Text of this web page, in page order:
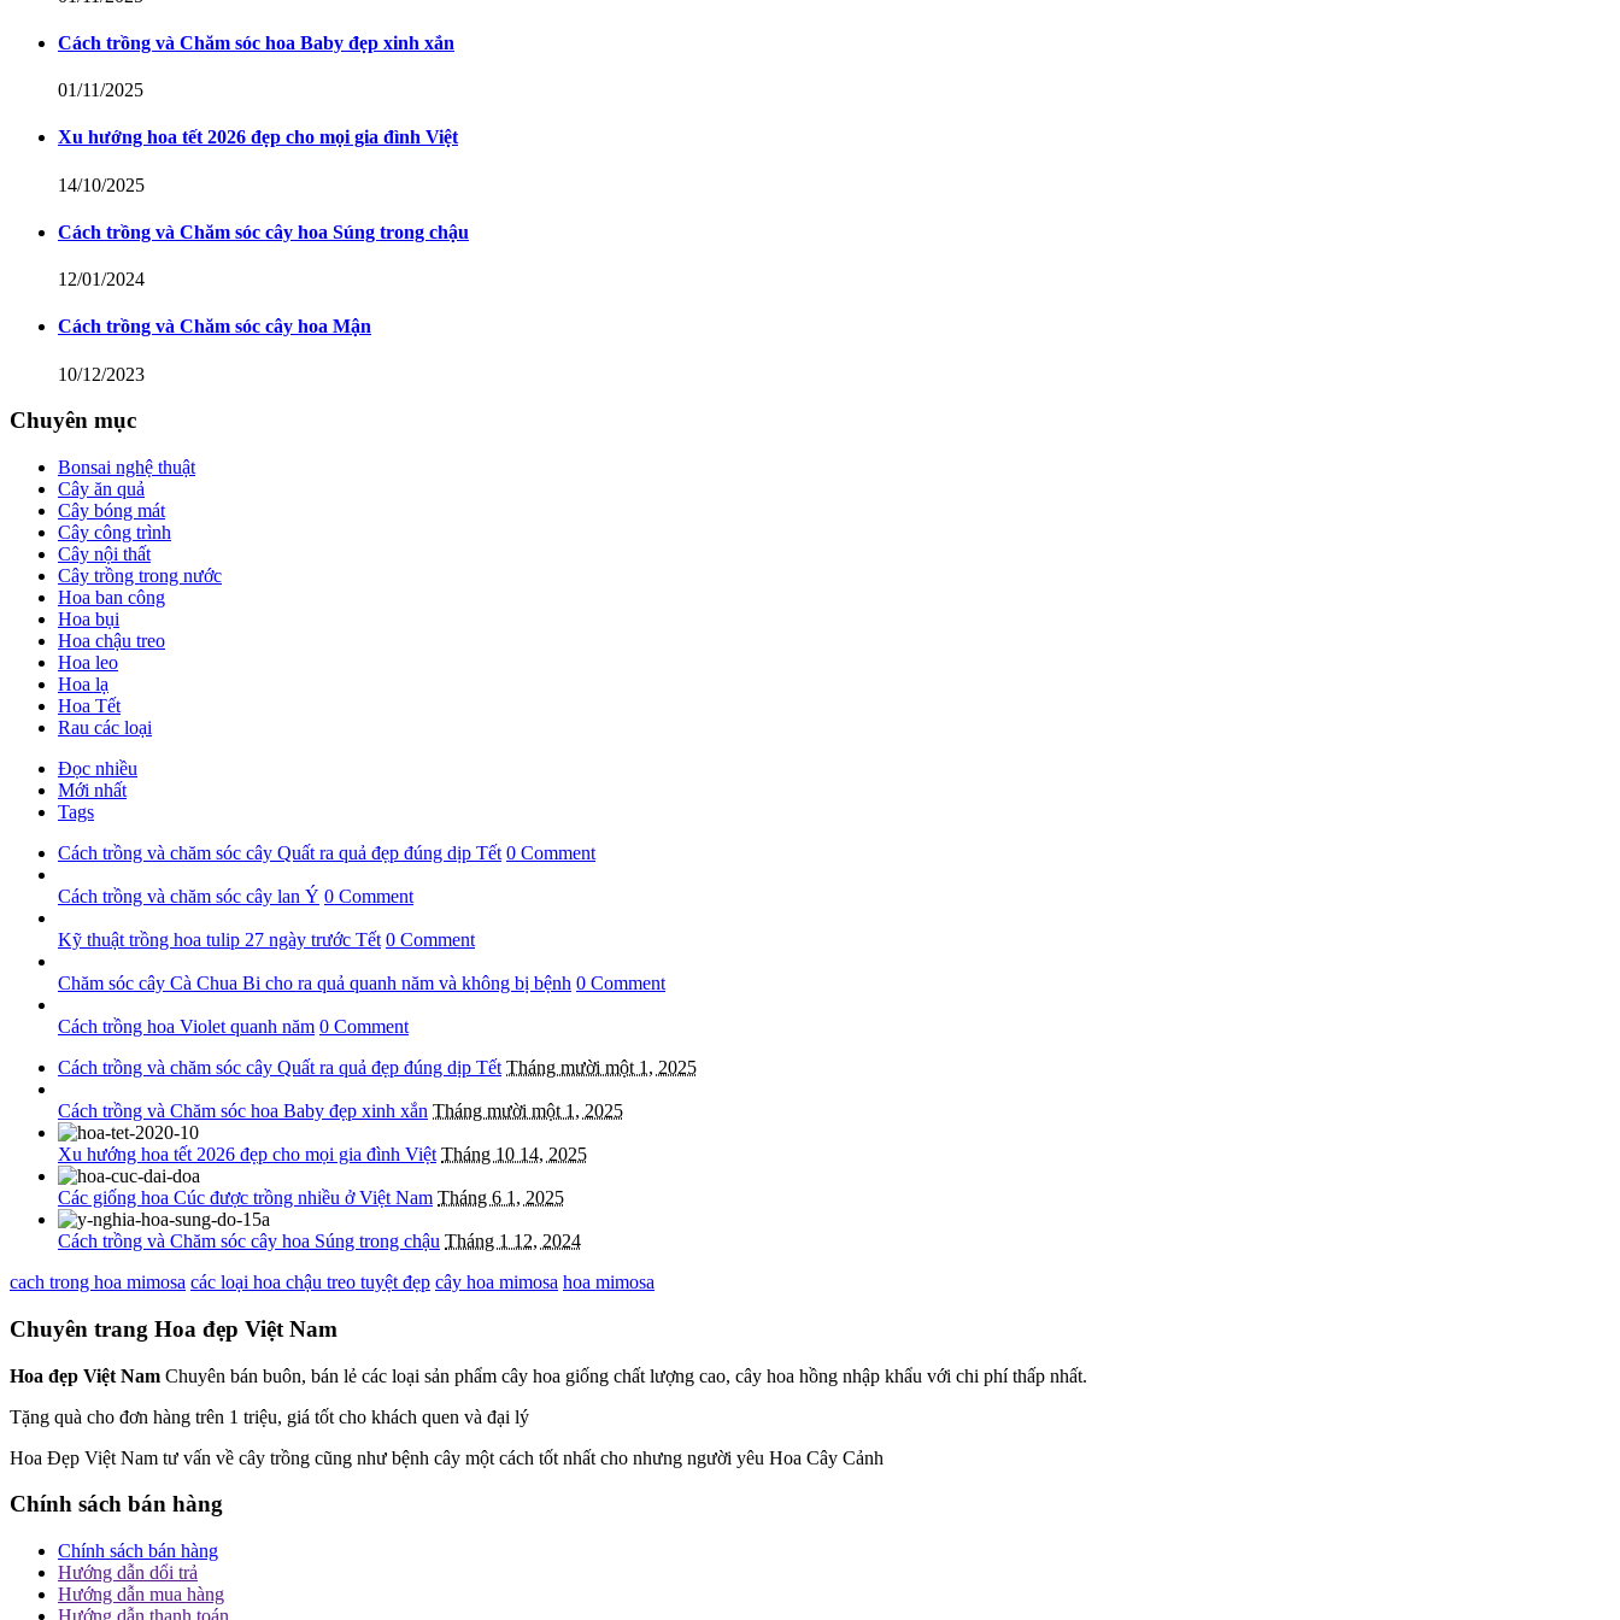
Cách trồng và Chăm sóc hoa Baby đẹp xinh xắn
01/11/2025
Xu hướng hoa tết 2026 đẹp cho mọi gia đình Việt
14/10/2025
Cách trồng và Chăm sóc cây hoa Súng trong chậu
12/01/2024
Cách trồng và Chăm sóc cây hoa Mận
10/12/2023
Chuyên mục
Bonsai nghệ thuật
Cây ăn quả
Cây bóng mát
Cây công trình
Cây nội thất
Cây trồng trong nước
Hoa ban công
Hoa bụi
Hoa chậu treo
Hoa leo
Hoa lạ
Hoa Tết
Rau các loại
Đọc nhiều
Mới nhất
Tags
Cách trồng và chăm sóc cây Quất ra quả đẹp đúng dịp Tết 0 Comment
Cách trồng và chăm sóc cây lan Ý 0 Comment
Kỹ thuật trồng hoa tulip 27 ngày trước Tết 0 Comment
Chăm sóc cây Cà Chua Bi cho ra quả quanh năm và không bị bệnh 0 Comment
Cách trồng hoa Violet quanh năm 0 Comment
Cách trồng và chăm sóc cây Quất ra quả đẹp đúng dịp Tết Tháng mười một 1, 2025
Cách trồng và Chăm sóc hoa Baby đẹp xinh xắn Tháng mười một 1, 2025
Xu hướng hoa tết 2026 đẹp cho mọi gia đình Việt Tháng 10 14, 2025
Các giống hoa Cúc được trồng nhiều ở Việt Nam Tháng 6 1, 2025
Cách trồng và Chăm sóc cây hoa Súng trong chậu Tháng 1 12, 2024
cach trong hoa mimosa các loại hoa chậu treo tuyệt đẹp cây hoa mimosa hoa mimosa
Chuyên trang Hoa đẹp Việt Nam
Hoa đẹp Việt Nam Chuyên bán buôn, bán lẻ các loại sản phẩm cây hoa giống chất lượng cao, cây hoa hồng nhập khẩu với chi phí thấp nhất.
Tặng quà cho đơn hàng trên 1 triệu, giá tốt cho khách quen và đại lý
Hoa Đẹp Việt Nam tư vấn về cây trồng cũng như bệnh cây một cách tốt nhất cho nhưng người yêu Hoa Cây Cảnh
Chính sách bán hàng
Chính sách bán hàng
Hướng dẫn dổi trả
Hướng dẫn mua hàng
Hướng dẫn thanh toán